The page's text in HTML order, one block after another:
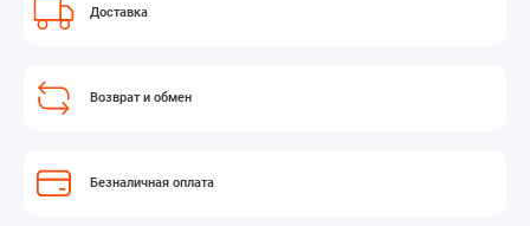
Доставка
Возврат и обмен
Безналичная оплата